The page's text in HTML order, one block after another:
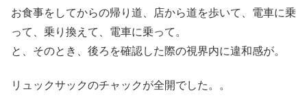
お食事をしてからの帰り道、店から道を歩いて、電車に乗
って、乗り換えて、電車に乗って。
と、そのとき、後ろを確認した際の視界内に違和感が。
リュックサックのチャックが全開でした。。